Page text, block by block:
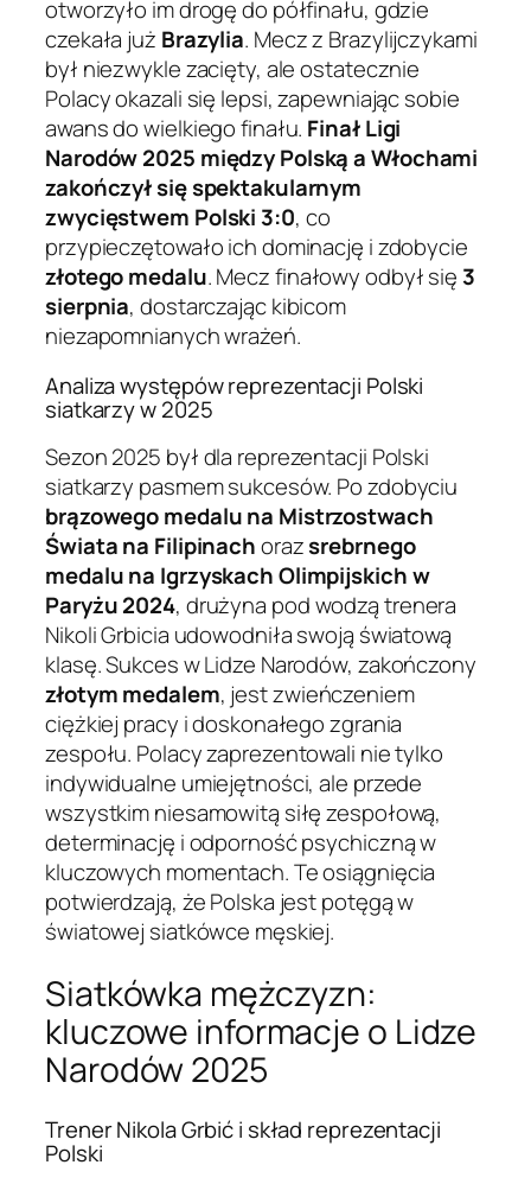
otworzyło im drogę do półfinału, gdzie
czekała już Brazylia. Mecz z Brazylijczykami
był niezwykle zacięty, ale ostatecznie
Polacy okazali się lepsi, zapewniając sobie
awans do wielkiego finału. Finał Ligi
Narodów 2025 między Polską a Włochami
zakończył się spektakularnym
zwycięstwem Polski 3:0, co
przypieczętowało ich dominację i zdobycie
złotego medalu. Mecz finałowy odbył się 3
sierpnia, dostarczając kibicom
niezapomnianych wrażeń.
Analiza występów reprezentacji Polski
siatkarzy w 2025
Sezon 2025 był dla reprezentacji Polski
siatkarzy pasmem sukcesów. Po zdobyciu
brązowego medalu na Mistrzostwach
Świata na Filipinachorazsrebrnego
medalu na Igrzyskach Olimpijskich w
Paryżu 2024, drużyna pod wodzą trenera
Nikoli Grbicia udowodniła swoją światową
klasę. Sukces w Lidze Narodów, zakończony
złotym medalem, jest zwieńczeniem
ciężkiej pracy i doskonałego zgrania
zespołu. Polacy zaprezentowali nie tylko
indywidualne umiejętności, ale przede
wszystkim niesamowitą siłę zespołową,
determinację i odporność psychiczną w
kluczowych momentach. Te osiągnięcia
potwierdzają, że Polska jest potęgą w
światowej siatkówce męskiej.
Siatkówka mężczyzn:
kluczowe informacje o Lidze
Narodów 2025
Trener Nikola Grbić i skład reprezentacji
Polski